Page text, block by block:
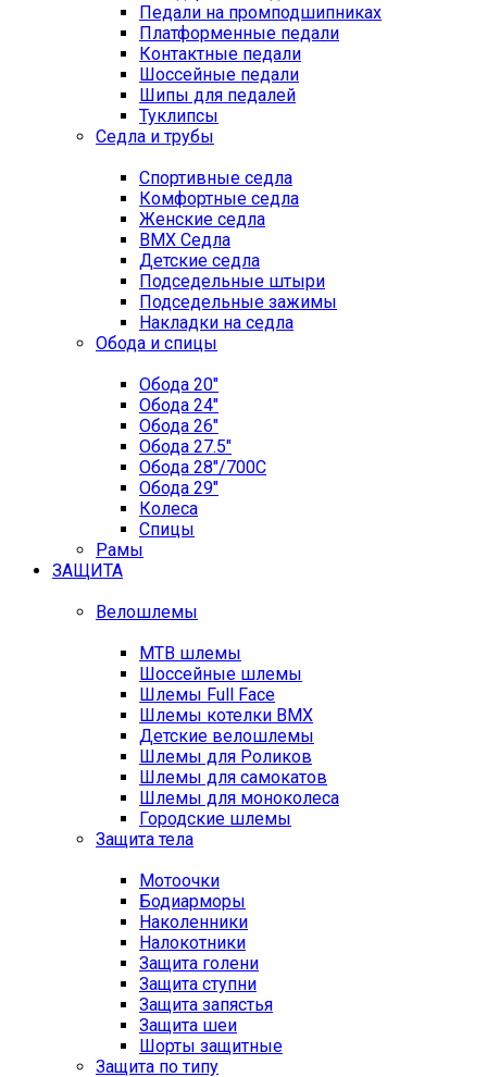
Педали на промподшипниках
Платформенные педали
Контактные педали
Шоссейные педали
Шипы для педалей
Туклипсы
Седла и трубы
Спортивные седла
Комфортные седла
Женские седла
BMX Седла
Детские седла
Подседельные штыри
Подседельные зажимы
Накладки на седла
Обода и спицы
Обода 20"
Обода 24"
Обода 26"
Обода 27.5"
Обода 28"/700C
Обода 29"
Колеса
Спицы
Рамы
ЗАЩИТА
Велошлемы
MTB шлемы
Шоссейные шлемы
Шлемы Full Face
Шлемы котелки BMX
Детские велошлемы
Шлемы для Роликов
Шлемы для самокатов
Шлемы для моноколеса
Городские шлемы
Защита тела
Мотоочки
Бодиарморы
Наколенники
Налокотники
Защита голени
Защита ступни
Защита запястья
Защита шеи
Шорты защитные
Защита по типу